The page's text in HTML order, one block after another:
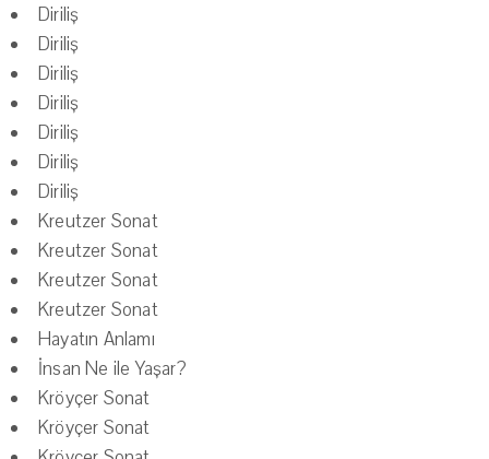
Diriliş
Diriliş
Diriliş
Diriliş
Diriliş
Diriliş
Diriliş
Kreutzer Sonat
Kreutzer Sonat
Kreutzer Sonat
Kreutzer Sonat
Hayatın Anlamı
İnsan Ne ile Yaşar?
Kröyçer Sonat
Kröyçer Sonat